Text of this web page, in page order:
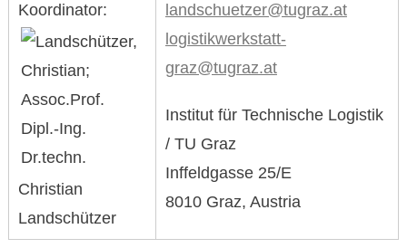
Koordinator:
Christian
Landschützer
landschuetzer@tugraz.at
logistikwerkstatt-
graz@tugraz.at
Institut für Technische Logistik
/ TU Graz
Inffeldgasse 25/E
8010 Graz, Austria